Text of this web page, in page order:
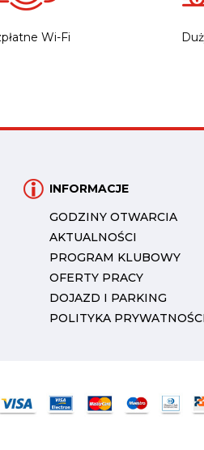
Wi-Fi
INFORMACJE
GODZINY OTWARCIA
AKTUALNOŚCI
PROGRAM KLUBOWY
OFERTY PRACY
DOJAZD I PARKING
POLITYKA